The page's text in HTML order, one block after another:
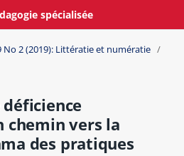
spécialisée
No 2 (2019): Littératie et numératie /
déficience
vers la
des pratiques